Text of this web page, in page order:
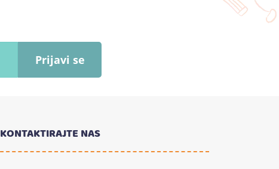
Prijavi se
KONTAKTIRAJTE NAS